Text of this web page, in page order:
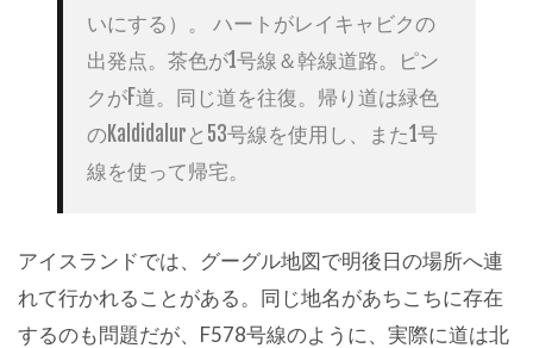
いにする）。 ハートがレイキャビクの
出発点。茶色が1号線＆幹線道路。ピン
クがF道。同じ道を往復。帰り道は緑色
のKaldidalurと53号線を使用し、また1号
線を使って帰宅。
アイスランドでは、グーグル地図で明後日の場所へ連
れて行かれることがある。同じ地名があちこちに存在
するのも問題だが、F578号線のように、実際に道は北